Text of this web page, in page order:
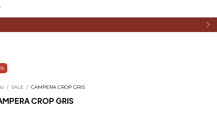
%
/ SALE / CAMPERA CROP GRIS
CROP GRIS